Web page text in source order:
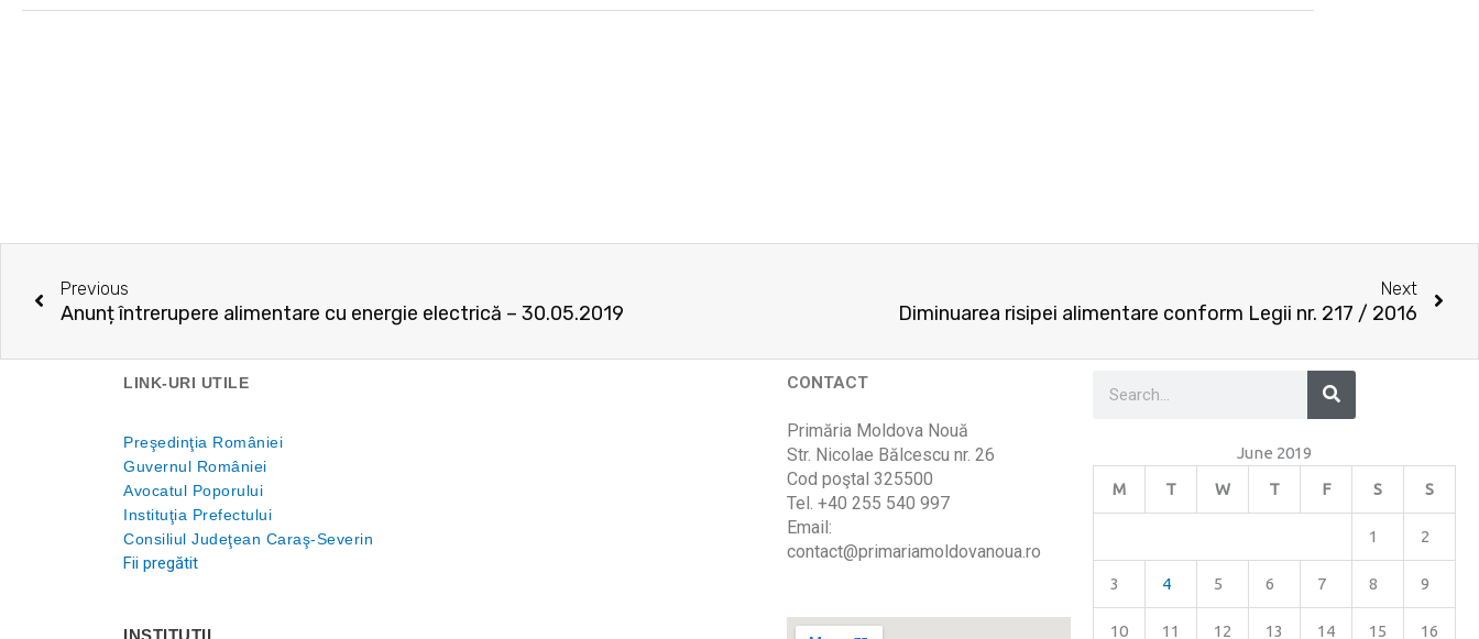
Previous
Anunț întrerupere alimentare cu energie electrică – 30.05.2019
Next
Diminuarea risipei alimentare conform Legii nr. 217 / 2016
LINK-URI UTILE
Preşedinţia României
Guvernul României
Avocatul Poporului
Instituţia Prefectului
Consiliul Judeţean Caraş-Severin
Fii pregătit
INSTITUŢII
CONTACT
Primăria Moldova Nouă
Str. Nicolae Bălcescu nr. 26
Cod poştal 325500
Tel. +40 255 540 997
Email:
contact@primariamoldovanoua.ro
Search
June 2019
M
T W T F S S
1 2
3 4 5 6 7 8 9
10 11 12 13 14 15 16